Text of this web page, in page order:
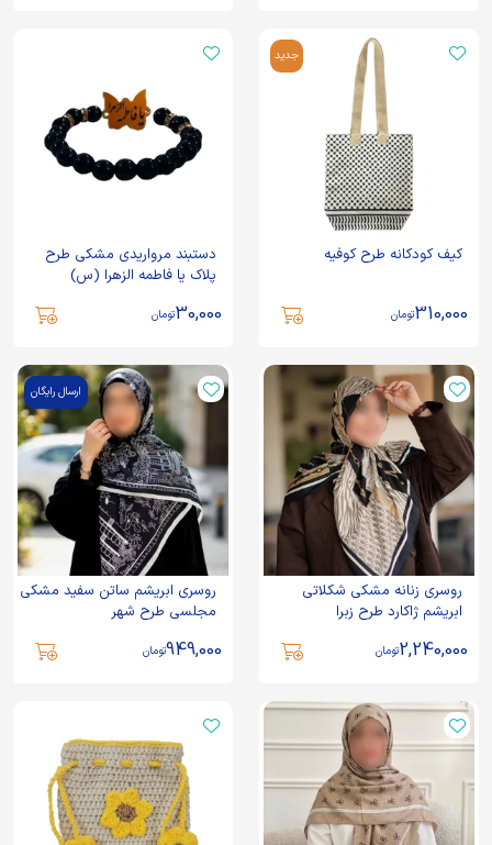
جدید
کیف کودکانه طرح کوفیه
310,000تومان
دستبند مرواریدی مشکی طرح
پلاک یا فاطمه الزهرا (س)
30,000تومان
روسری زنانه مشکی شکلاتی
ابریشم ژاکارد طرح زبرا
2,240,000تومان
ارسال رایگان
روسری ابریشم ساتن سفید مشکی
مجلسی طرح شهر
949,000تومان